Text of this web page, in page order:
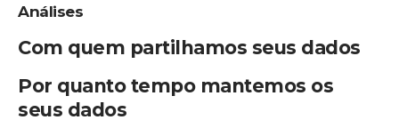
Análises
Com quem partilhamos seus dados
Por quanto tempo mantemos os
seus dados